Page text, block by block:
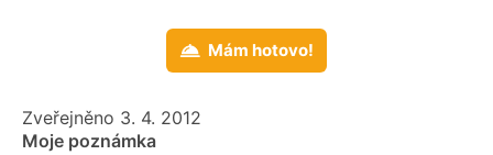
Mám hotovo!
Zveřejněno 3. 4. 2012
Moje poznámka